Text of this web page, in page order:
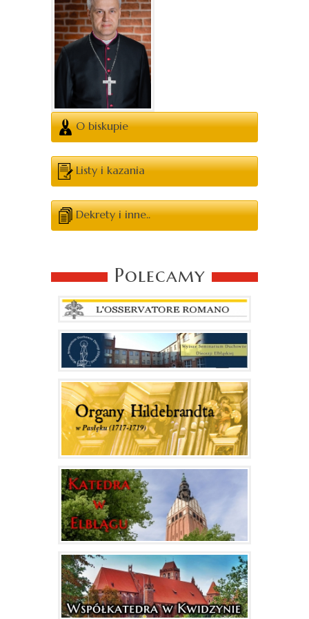
O biskupie
Listy i kazania
Dekrety i inne..
Polecamy